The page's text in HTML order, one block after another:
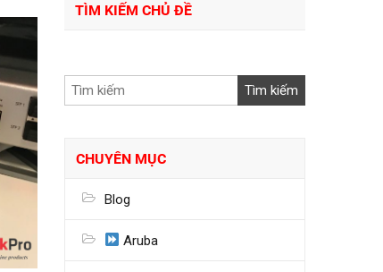
TÌM KIẾM CHỦ ĐỀ
kiếm:
CHUYÊN MỤC
Blog
Aruba